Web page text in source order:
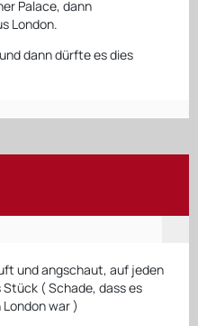
Palace, dann
London.
dann dürfte es dies
und angschaut, auf jeden
Stück ( Schade, dass es
war )